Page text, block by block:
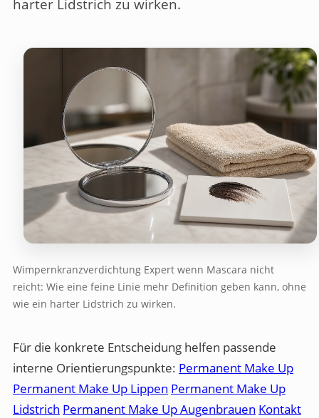
harter Lidstrich zu wirken.
Wimpernkranzverdichtung Expert wenn Mascara nicht
reicht: Wie eine feine Linie mehr Definition geben kann, ohne
wie ein harter Lidstrich zu wirken.
Für die konkrete Entscheidung helfen passende
interne Orientierungspunkte: Permanent Make Up
Permanent Make Up Lippen Permanent Make Up
Lidstrich Permanent Make Up Augenbrauen Kontakt